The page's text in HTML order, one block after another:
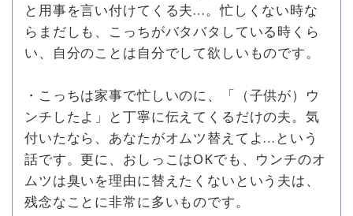
と用事を言い付けてくる夫…。忙しくない時な
らまだしも、こっちがバタバタしている時くら
い、自分のことは自分でして欲しいものです。
・こっちは家事で忙しいのに、「（子供が）ウ
ンチしたよ」と丁寧に伝えてくるだけの夫。気
付いたなら、あなたがオムツ替えてよ…という
話です。更に、おしっこはOKでも、ウンチのオ
ムツは臭いを理由に替えたくないという夫は、
残念なことに非常に多いものです。